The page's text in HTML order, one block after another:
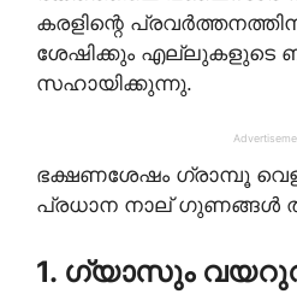
കരളിന്റെ
ശേഷിക്കും എല്ലുകളുടെ
സഹായിക്കുന്നു.
ഭക്ഷണശേഷം ഗ്രാമ്പൂ
പ്രധാന നാല് ഗുണങ്ങൾ
1. ഗ്യാസും